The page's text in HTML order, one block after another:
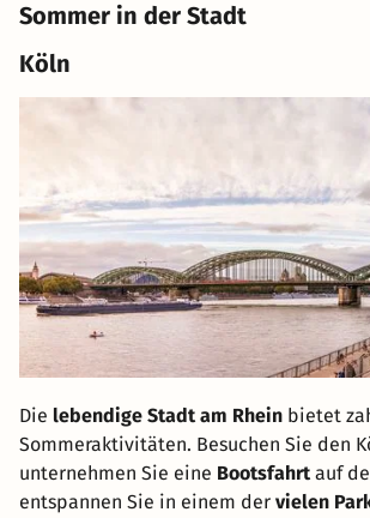
Sommer in der Stadt
Köln
Die lebendige Stadt am Rhein bietet
Sommeraktivitäten. Besuchen Sie den
unternehmen Sie eine Bootsfahrtauf
entspannen Sie in einem der vielen